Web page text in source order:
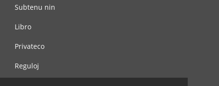
Subtenu nin
Libro
Privateco
Reguloj